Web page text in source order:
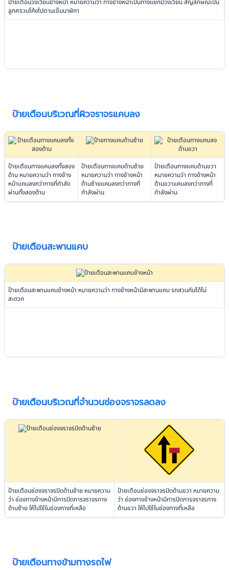
ป้ายเตือนวงเวียนข้างหน้า หมายความว่า ทางข้างหน้าเป็นทางแยกมีวงเวียน สัญลักษณ์เป็น
ลูกศรวนโค้งไปตามเข็มนาฬิกา
ป้ายเตือนบริเวณที่ผิวจราจรแคบลง
ป้ายเตือนทางแคบลงทั้งสอง
ด้าน หมายความว่า ทางข้าง
หน้าแคบลงกว่าทางที่กำลัง
ผ่านทั้งสองด้าน
ป้ายเตือนทางแคบด้านซ้าย
หมายความว่า ทางข้างหน้า
ด้านซ้ายแคบลงกว่าทางที่
กำลังผ่าน
ป้ายเตือนทางแคบด้านขวา
หมายความว่า ทางข้างหน้า
ด้านขวาแคบลงกว่าทางที่
กำลังผ่าน
ป้ายเตือนสะพานแคบ
ป้ายเตือนสะพานแคบข้างหน้า หมายความว่า ทางข้างหน้ามีสะพานแคบ รถสวนกันได้ไม่
สะดวก
ป้ายเตือนบริเวณที่จำนวนช่องจราจรลดลง
ป้ายเตือนช่องจราจรปิดด้านซ้าย หมายความ
ว่า ช่องทางข้างหน้ามีการปิดการจราจรทาง
ด้านซ้าย ให้ไปใช้ในช่องทางที่เหลือ
ป้ายเตือนช่องจราจรปิดด้านขวา หมายความ
ว่า ช่องทางข้างหน้ามีการปิดการจราจรทาง
ด้านขวา ให้ไปใช้ในช่องทางที่เหลือ
ป้ายเตือนทางข้ามทางรถไฟ